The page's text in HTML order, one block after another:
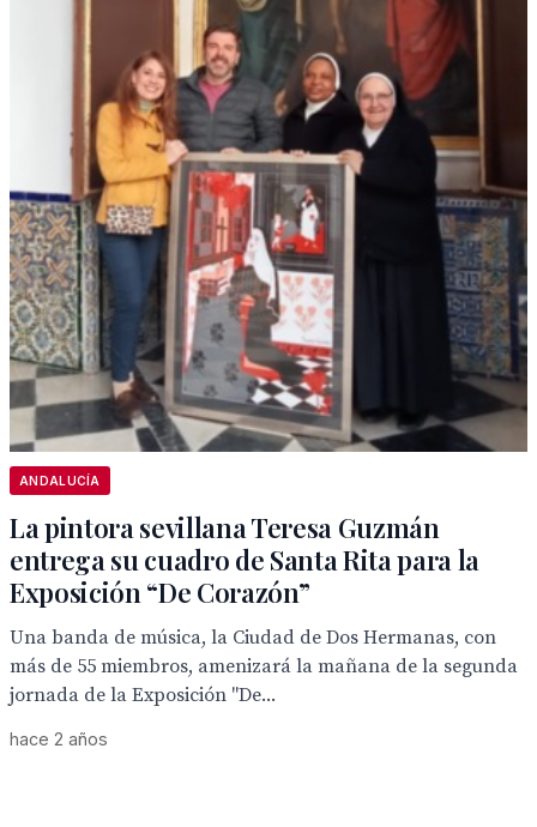
ANDALUCÍA
La pintora sevillana Teresa Guzmán
entrega su cuadro de Santa Rita para la
Exposición “De Corazón”
Una banda de música, la Ciudad de Dos Hermanas, con
más de 55 miembros, amenizará la mañana de la segunda
jornada de la Exposición "De...
hace 2 años